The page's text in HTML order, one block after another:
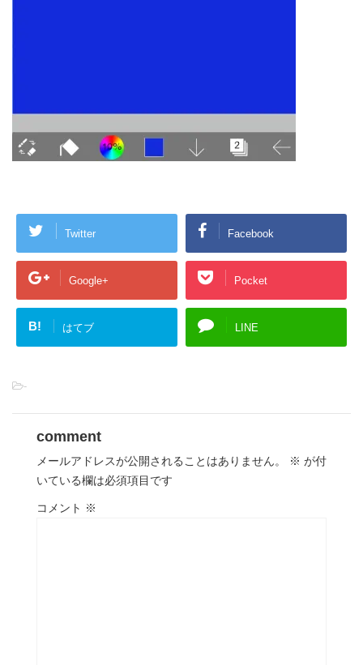
Twitter Facebook
Google+ Pocket
B! はてブ LINE
-
comment
メールアドレスが公開されることはありません。 ※ が付
いている欄は必須項目です
コメント ※